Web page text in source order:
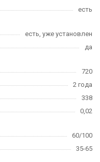
есть
есть, уже установлен
да
720
2 года
338
0,02
60/100
35-65